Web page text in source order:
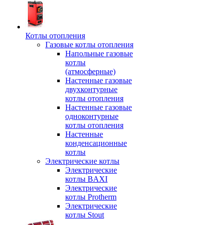
Котлы отопления
Газовые котлы отопления
Напольные газовые
котлы
(атмосферные)
Настенные газовые
двухконтурные
котлы отопления
Настенные газовые
одноконтурные
котлы отопления
Настенные
конденсационные
котлы
Электрические котлы
Электрические
котлы BAXI
Электрические
котлы Protherm
Электрические
котлы Stout